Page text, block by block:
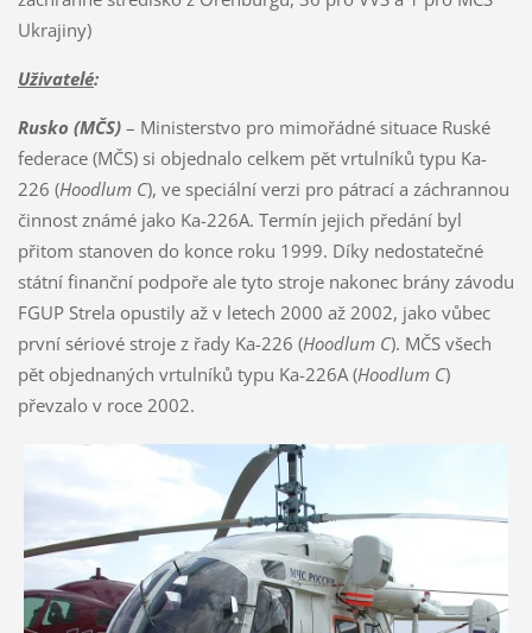
Ukrajiny)
Uživatelé:
Rusko (MČS)– Ministerstvo pro mimořádné situace Ruské
federace (MČS) si objednalo celkem pět vrtulníků typu Ka-
226 (Hoodlum C), ve speciální verzi pro pátrací a záchrannou
činnost známé jako Ka-226A. Termín jejich předání byl
přitom stanoven do konce roku 1999. Díky nedostatečné
státní finanční podpoře ale tyto stroje nakonec brány závodu
FGUP Strela opustily až v letech 2000 až 2002, jako vůbec
první sériové stroje z řady Ka-226 (Hoodlum C). MČS všech
pět objednaných vrtulníků typu Ka-226A (Hoodlum C)
převzalo v roce 2002.